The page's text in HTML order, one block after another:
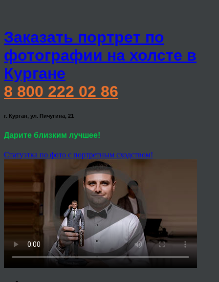
Заказать портрет по
фотографии на холсте в
Кургане
8 800 222 02 86
г. Курган, ул. Пичугина, 21
Дарите близким лучшее!
Статуэтка по фото с портретным сходством!